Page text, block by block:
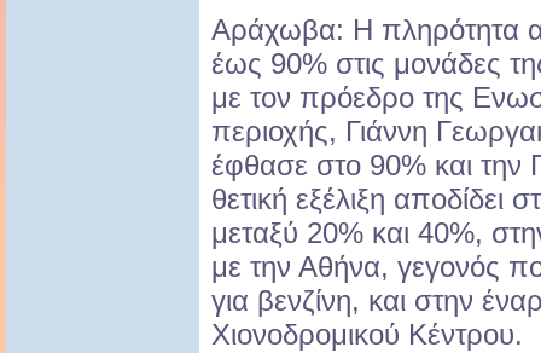
Αράχωβα: Η πληρότητα
έως 90% στις μονάδες
με τον πρόεδρο της
περιοχής, Γιάννη
έφθασε στο 90% και
θετική εξέλιξη αποδίδει
μεταξύ 20% και 40%,
με την Αθήνα, γεγονός
για βενζίνη, και στην
Χιονοδρομικού Κέντρου.